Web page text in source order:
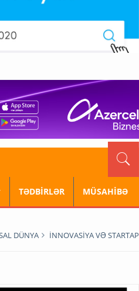
TƏDBİRLƏR MÜSAHİBƏ
DÜNYA İNNOVASİYA VƏ STARTAP